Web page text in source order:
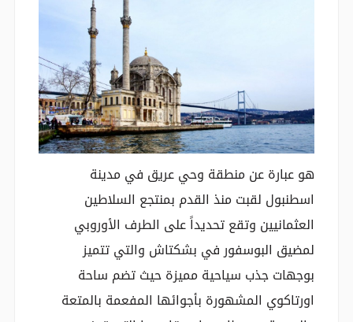
هو عبارة عن منطقة وحي عريق في مدينة
اسطنبول لقبت منذ القدم بمنتجع السلاطين
العثمانيين وتقع تحديداً على الطرف الأوروبي
لمضيق البوسفور في بشكتاش والتي تتميز
بوجهات جذب سياحية مميزة حيث تضم ساحة
اورتاكوي المشهورة بأجوائها المفعمة بالمتعة